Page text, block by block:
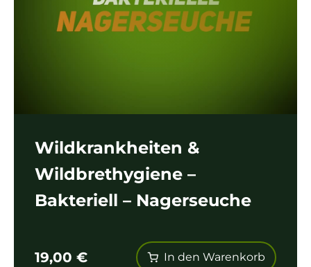
Wildkrankheiten &
Wildbrethygiene –
Bakteriell – Nagerseuche
19,00 € In den Warenkorb